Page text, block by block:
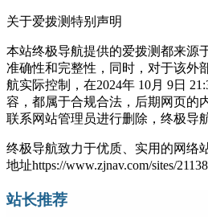
关于爱拨测特别声明
本站终极导航提供的爱拨测都来源
准确性和完整性，同时，对于该外
航实际控制，在2024年 10月 9日
容，都属于合规合法，后期网页的
联系网站管理员进行删除，终极导
终极导航致力于优质、实用的网络
地址https://www.zjnav.com/sites/
站长推荐